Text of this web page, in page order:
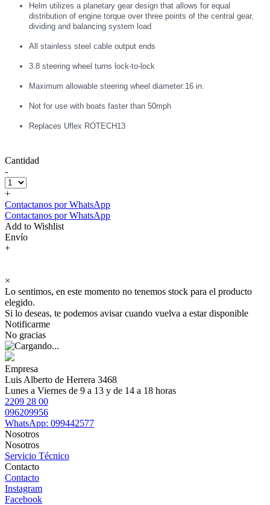
Helm utilizes a planetary gear design that allows for equal
distribution of engine torque over three points of the central gear,
dividing and balancing system load
All stainless steel cable output ends
3.8 steering wheel turns lock-to-lock
Maximum allowable steering wheel diameter:16 in.
Not for use with boats faster than 50mph
Replaces Uflex ROTECH13
Cantidad
-
+
Contactanos por WhatsApp
Contactanos por WhatsApp
Add to Wishlist
Envío
+
×
Lo sentimos, en este momento no tenemos stock para el producto
elegido.
Si lo deseas, te podemos avisar cuando vuelva a estar disponible
Notificarme
No gracias
Empresa
Luis Alberto de Herrera 3468
Lunes a Viernes de 9 a 13 y de 14 a 18 horas
2209 28 00
096209956
WhatsApp: 099442577
Nosotros
Nosotros
Servicio Técnico
Contacto
Contacto
Instagram
Facebook